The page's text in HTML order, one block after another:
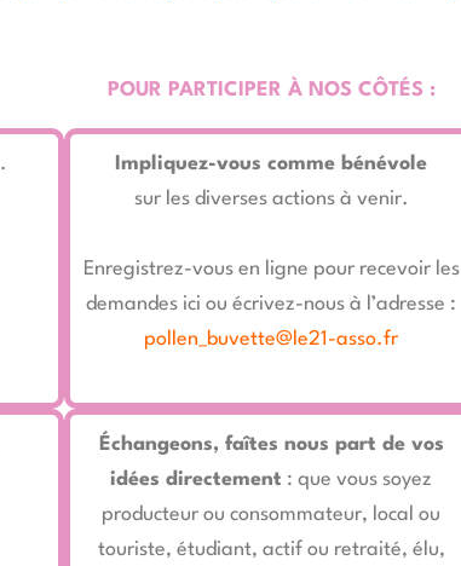
POUR PARTICIPER À NOS CÔTÉS :
.
Impliquez-vous comme bénévole
sur les diverses actions à venir.
Enregistrez-vous en ligne pour recevoir les
demandes ici ou écrivez-nous à l’adresse :
pollen_buvette@le21-asso.fr
Échangeons, faîtes nous part de vos
idées directement : que vous soyez
producteur ou consommateur, local ou
touriste, étudiant, actif ou retraité, élu,